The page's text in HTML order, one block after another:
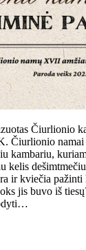
Čiurlionio
Čiurlionio namai
kambariu,
kelis
ir kviečia
jis buvo iš